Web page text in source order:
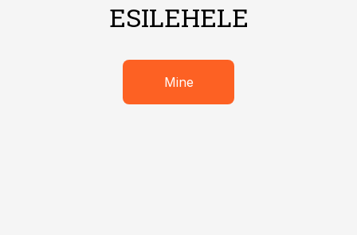
ESILEHELE
Mine